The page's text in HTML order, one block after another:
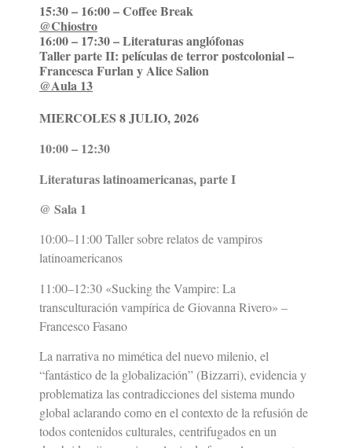
15:30 – 16:00 – Coffee Break
@Chiostro
16:00 – 17:30 – Literaturas anglófonas
Taller parte II: películas de terror postcolonial –
Francesca Furlan y Alice Salion
@Aula 13
MIERCOLES 8 JULIO, 2026
10:00 – 12:30
Literaturas latinoamericanas, parte I
@ Sala 1
10:00–11:00 Taller sobre relatos de vampiros
latinoamericanos
11:00–12:30 «Sucking the Vampire: La
transculturación vampírica de Giovanna Rivero» –
Francesco Fasano
La narrativa no mimética del nuevo milenio, el
“fantástico de la globalización” (Bizzarri), evidencia y
problematiza las contradicciones del sistema mundo
global aclarando como en el contexto de la refusión de
todos contenidos culturales, centrifugados en un